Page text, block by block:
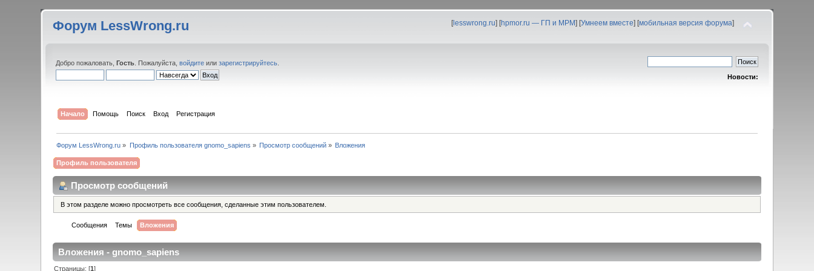
Форум LessWrong.ru [lesswrong.ru] [hpmor.ru — ГП и МРМ] [Умнеем вместе] [мобильная версия форума]
Добро пожаловать,Гость . Пожалуйста,войдите илизарегистрируйтесь
Новости:
Начало Помощь Поиск Вход Регистрация
Форум LessWrong.ru » Профиль пользователя gnomo_sapiens » Просмотр сообщений » Вложения
Профиль пользователя
Просмотр сообщений
В этом разделе можно просмотреть все сообщения, сделанные этим пользователем.
Сообщения Темы Вложения
Вложения - gnomo_sapiens
Страницы: [1]